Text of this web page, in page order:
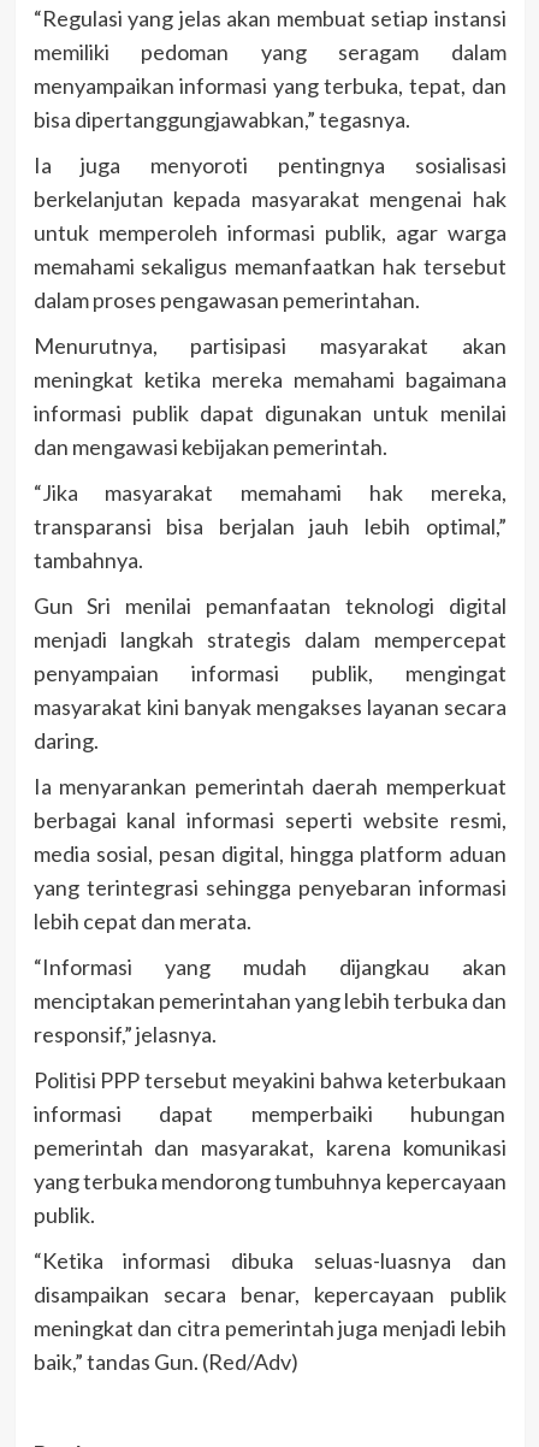
“Regulasi yang jelas akan membuat setiap instansi
memiliki pedoman yang seragam dalam
menyampaikan informasi yang terbuka, tepat, dan
bisa dipertanggungjawabkan,” tegasnya.
Ia juga menyoroti pentingnya sosialisasi
berkelanjutan kepada masyarakat mengenai hak
untuk memperoleh informasi publik, agar warga
memahami sekaligus memanfaatkan hak tersebut
dalam proses pengawasan pemerintahan.
Menurutnya, partisipasi masyarakat akan
meningkat ketika mereka memahami bagaimana
informasi publik dapat digunakan untuk menilai
dan mengawasi kebijakan pemerintah.
“Jika masyarakat memahami hak mereka,
transparansi bisa berjalan jauh lebih optimal,”
tambahnya.
Gun Sri menilai pemanfaatan teknologi digital
menjadi langkah strategis dalam mempercepat
penyampaian informasi publik, mengingat
masyarakat kini banyak mengakses layanan secara
daring.
Ia menyarankan pemerintah daerah memperkuat
berbagai kanal informasi seperti website resmi,
media sosial, pesan digital, hingga platform aduan
yang terintegrasi sehingga penyebaran informasi
lebih cepat dan merata.
“Informasi yang mudah dijangkau akan
menciptakan pemerintahan yang lebih terbuka dan
responsif,” jelasnya.
Politisi PPP tersebut meyakini bahwa keterbukaan
informasi dapat memperbaiki hubungan
pemerintah dan masyarakat, karena komunikasi
yang terbuka mendorong tumbuhnya kepercayaan
publik.
“Ketika informasi dibuka seluas-luasnya dan
disampaikan secara benar, kepercayaan publik
meningkat dan citra pemerintah juga menjadi lebih
baik,” tandas Gun. (Red/Adv)